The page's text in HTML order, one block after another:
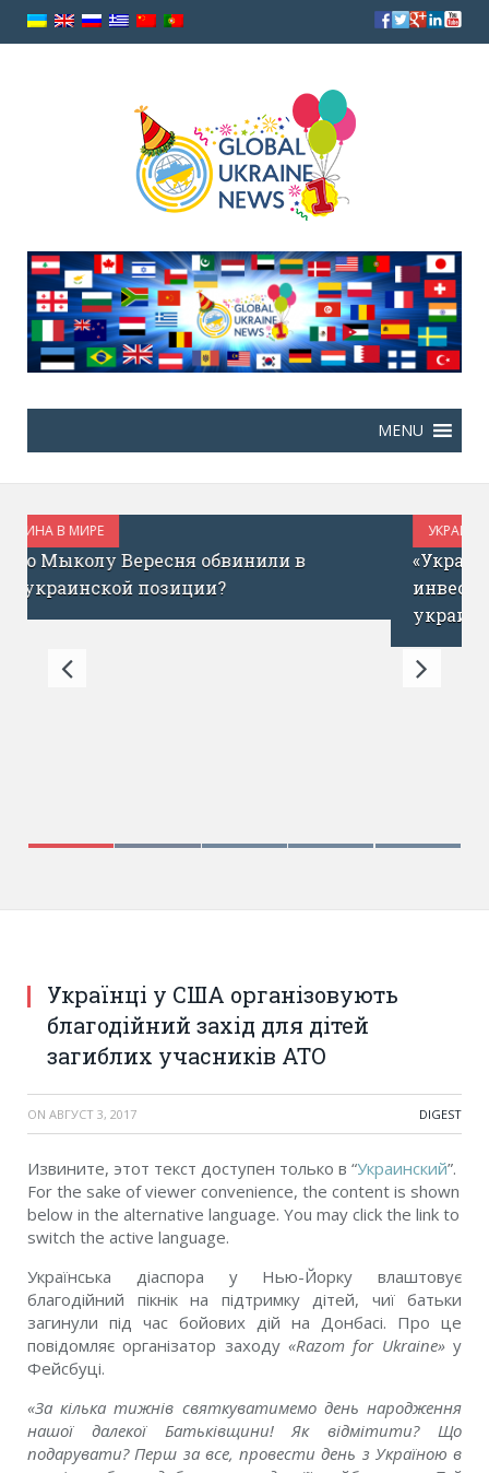
УКРАИНА В МИРЕ
ИЮЛЬ 1, 2017
«Украина сегодня – как Израиль до ICQ»:
инвестор Эйтан Кац о запуске фонда для
украинских стартапов
Українці у США організовують
благодійний захід для дітей
загиблих учасників АТО
ON АВГУСТ 3, 2017 DIGEST
Извините, этот текст доступен только в “Украинский”.
For the sake of viewer convenience, the content is shown
below in the alternative language. You may click the link to
switch the active language.
Українська діаспора у Нью-Йорку влаштовує
благодійний пікнік на підтримку дітей, чиї батьки
загинули під час бойових дій на Донбасі. Про це
повідомляє організатор заходу «Razom for Ukraine»у
Фейсбуці.
«За кілька тижнів святкуватимемо день народження
нашої далекої Батьківщини! Як відмітити? Що
подарувати? Перш за все, провести день з Україною в